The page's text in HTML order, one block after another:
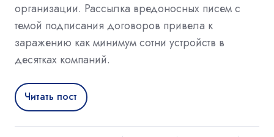
организации. Рассылка вредоносных писем с
темой подписания договоров привела к
заражению как минимум сотни устройств в
десятках компаний.
Читать пост